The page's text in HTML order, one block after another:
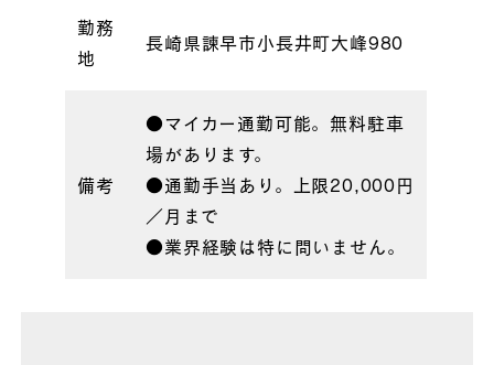
勤務
地
長崎県諫早市小長井町大峰980
備考
●マイカー通勤可能。無料駐車
場があります。
●通勤手当あり。上限20,000円
／月まで
●業界経験は特に問いません。